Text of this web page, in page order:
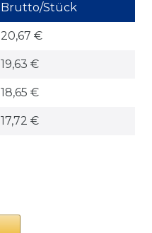
Brutto/Stück
20,67 €
19,63 €
18,65 €
17,72 €